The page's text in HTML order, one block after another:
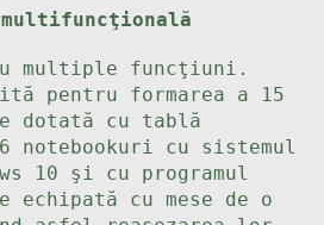
multiple funcţiuni.
pentru formarea a 15
dotată cu tablă
cu sistemul
10 şi cu programul
echipată cu mese de o